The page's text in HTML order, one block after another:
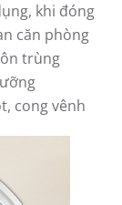
khi đóng
căn phòng
trùng
cong vênh